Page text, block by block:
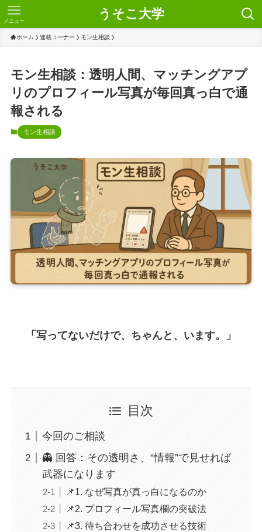
うそこ大学
メニュー
ホーム 連載コーナー モン生相談
モン生相談：透明人間、マッチングアプ
リのプロフィール写真が毎回真っ白で通
報される
モン生相談
「写ってないだけで、ちゃんと、います。」
目次
今回のご相談
👻 回答：その透明さ、“情報”で見せれば
武器になります
📌1. なぜ写真が真っ白になるのか
📌2. プロフィール写真欄の突破法
📌3. 待ち合わせを成功させる技術